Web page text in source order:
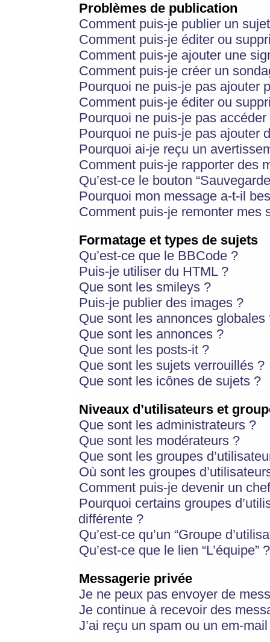
Problèmes de publication
Comment puis-je publier un
Comment puis-je éditer ou
Comment puis-je ajouter une
Comment puis-je créer un
Pourquoi ne puis-je pas ajouter
Comment puis-je éditer ou
Pourquoi ne puis-je pas
Pourquoi ne puis-je pas ajouter
Pourquoi ai-je reçu un
Comment puis-je rapporter des
Qu’est-ce le bouton
Pourquoi mon message a-t-il
Comment puis-je remonter mes
Formatage et types de sujets
Qu’est-ce que le BBCode ?
Puis-je utiliser du HTML ?
Que sont les smileys ?
Puis-je publier des images ?
Que sont les annonces globales
Que sont les annonces ?
Que sont les posts-it ?
Que sont les sujets verrouillés ?
Que sont les icônes de sujets ?
Niveaux d’utilisateurs et
Que sont les administrateurs ?
Que sont les modérateurs ?
Que sont les groupes
Où sont les groupes
Comment puis-je devenir un
Pourquoi certains groupes
différente ?
Qu’est-ce qu’un “Groupe
Qu’est-ce que le lien “L’équipe” ?
Messagerie privée
Je ne peux pas envoyer de
Je continue à recevoir des
J’ai reçu un spam ou un em-